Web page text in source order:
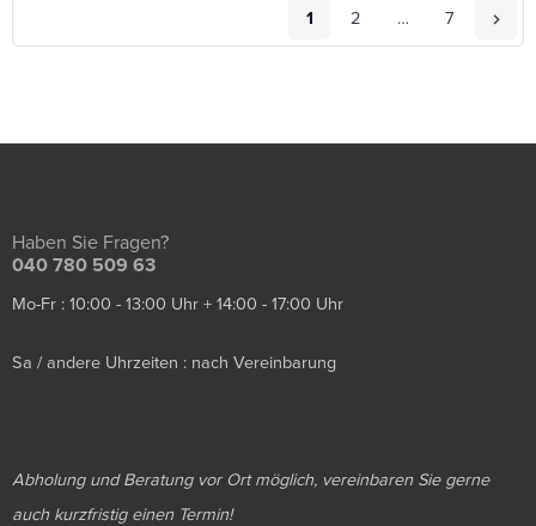
1 2 … 7
Haben Sie Fragen?
040 780 509 63
Mo-Fr : 10:00 - 13:00 Uhr + 14:00 - 17:00 Uhr
Sa / andere Uhrzeiten : nach Vereinbarung
Abholung und Beratung vor Ort möglich, vereinbaren Sie gerne
auch kurzfristig einen Termin!